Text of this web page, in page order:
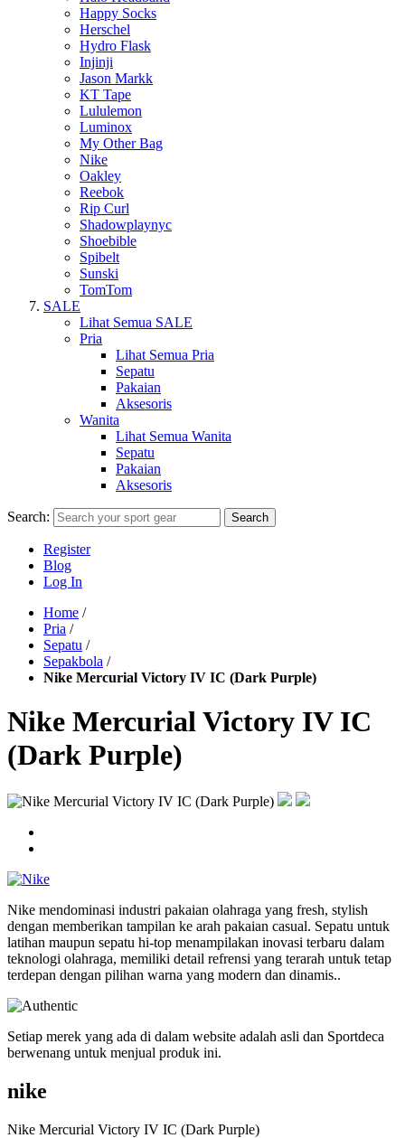
Happy Socks
Herschel
Hydro Flask
Injinji
Jason Markk
KT Tape
Lululemon
Luminox
My Other Bag
Nike
Oakley
Reebok
Rip Curl
Shadowplaynyc
Shoebible
Spibelt
Sunski
TomTom
SALE
Lihat Semua SALE
Pria
Lihat Semua Pria
Sepatu
Pakaian
Aksesoris
Wanita
Lihat Semua Wanita
Sepatu
Pakaian
Aksesoris
Search: Search
Register
Blog
Log In
Home /
Pria /
Sepatu /
Sepakbola /
Nike Mercurial Victory IV IC (Dark Purple)
Nike Mercurial Victory IV IC
(Dark Purple)
Nike mendominasi industri pakaian olahraga yang fresh, stylish
dengan memberikan tampilan ke arah pakaian casual. Sepatu untuk
latihan maupun sepatu hi-top menampilakan inovasi terbaru dalam
teknologi olahraga, memiliki detail refrensi yang terarah untuk tetap
terdepan dengan pilihan warna yang modern dan dinamis..
Setiap merek yang ada di dalam website adalah asli dan Sportdeca
berwenang untuk menjual produk ini.
nike
Nike Mercurial Victory IV IC (Dark Purple)